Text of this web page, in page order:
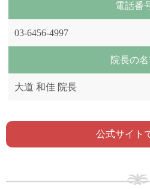
電話番
03-6456-4997
院長の
大道 和佳 院長
公式サイト